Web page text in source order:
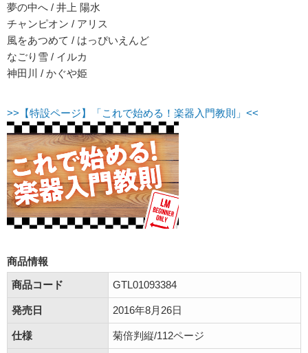
夢の中へ / 井上 陽水
チャンピオン / アリス
風をあつめて / はっぴいえんど
なごり雪 / イルカ
神田川 / かぐや姫
>>【特設ページ】「これで始める！楽器入門教則」<<
商品情報
商品コード
GTL01093384
発売日 2016年8月26日
仕様 菊倍判縦/112ページ